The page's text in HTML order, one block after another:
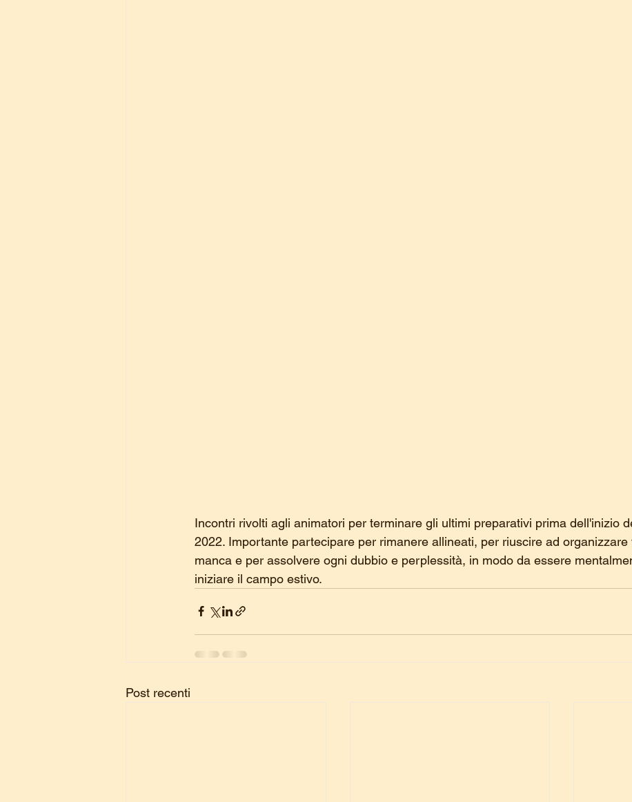
Incontri rivolti agli animatori per terminare gli ultimi preparativi prima dell'inizio
2022. Importante partecipare per rimanere allineati, per riuscire ad organizzare
manca e per assolvere ogni dubbio e perplessità, in modo da essere
iniziare il campo estivo.
Post recenti